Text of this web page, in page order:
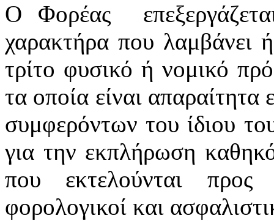
Ο Φορέας
χαρακτήρα που λαμβάνει
τρίτο φυσικό ή νομικό
τα οποία είναι απαραίτητα
συμφερόντων του ίδιου
για την εκπλήρωση
που εκτελούνται
φορολογικοί και